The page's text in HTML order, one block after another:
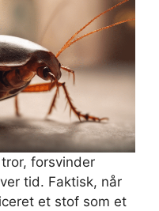
​​forsvinder
tid. Faktisk, når
et stof som et